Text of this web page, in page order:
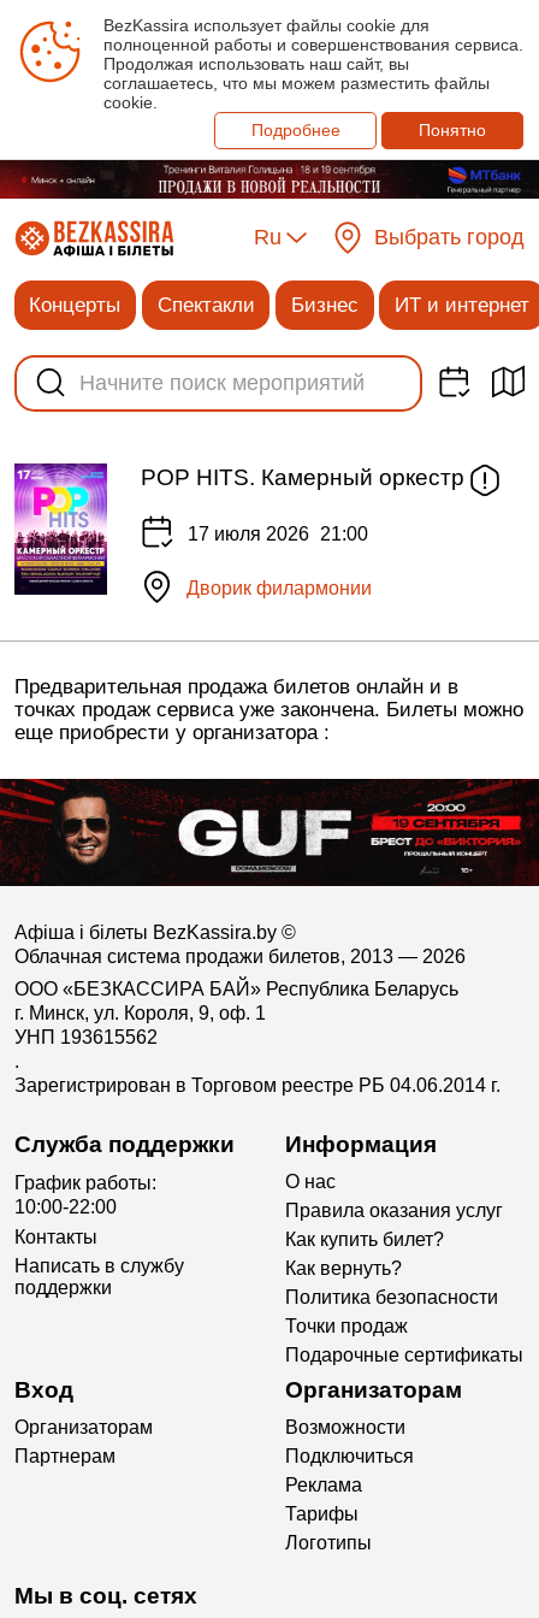
BezKassira использует файлы cookie для
полноценной работы и совершенствования сервиса.
Продолжая использовать наш сайт, вы
соглашаетесь, что мы можем разместить файлы
cookie.
Подробнее
Понятно
Ru Выбрать город
Концерты Спектакли Бизнес ИТ и интернет
PОР HITS. Камерный оркестр
17 июля 2026 21:00
Дворик филармонии
Предварительная продажа билетов онлайн и в
точках продаж сервиса уже закончена. Билеты можно
еще приобрести у организатора :
Афіша і білеты BezKassira.by ©
Облачная система продажи билетов, 2013 — 2026
ООО «БЕЗКАССИРА БАЙ» Республика Беларусь
г. Минск, ул. Короля, 9, оф. 1
УНП 193615562
.
Зарегистрирован в Торговом реестре РБ 04.06.2014 г.
Служба поддержки
График работы:
10:00-22:00
Контакты
Написать в службу
поддержки
Информация
О нас
Правила оказания услуг
Как купить билет?
Как вернуть?
Политика безопасности
Точки продаж
Подарочные сертификаты
Вход
Организаторам
Партнерам
Организаторам
Возможности
Подключиться
Реклама
Тарифы
Логотипы
Мы в соц. сетях